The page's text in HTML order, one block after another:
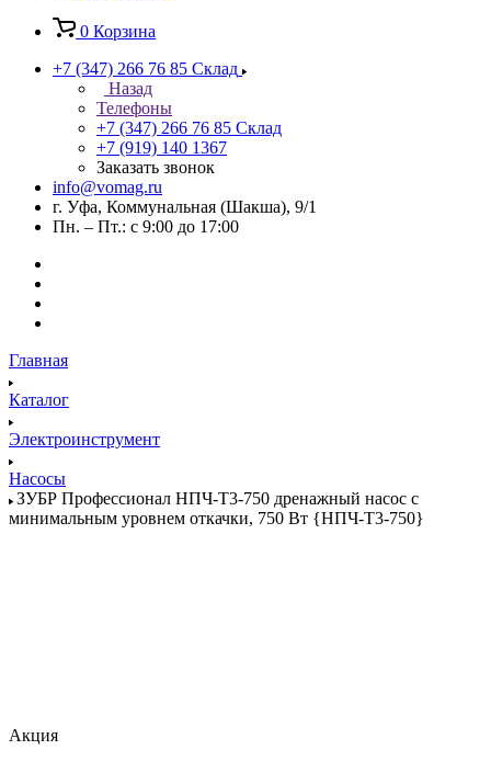
0 Корзина
+7 (347) 266 76 85 Склад
Назад
Телефоны
+7 (347) 266 76 85 Склад
+7 (919) 140 1367
Заказать звонок
info@vomag.ru
г. Уфа, Коммунальная (Шакша), 9/1
Пн. – Пт.: с 9:00 до 17:00
Главная
Каталог
Электроинструмент
Насосы
ЗУБР Профессионал НПЧ-Т3-750 дренажный насос с
минимальным уровнем откачки, 750 Вт {НПЧ-Т3-750}
Акция